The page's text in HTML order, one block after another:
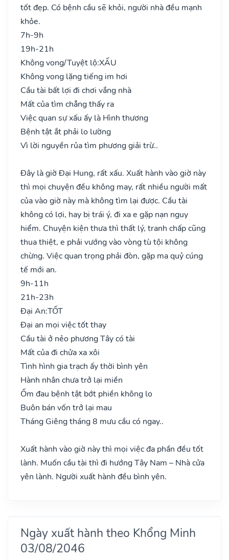
tốt đẹp. Có bệnh cầu sẽ khỏi, người nhà đều mạnh
khỏe.
7h-9h
19h-21h
Không vong/Tuyệt lộ:XẤU
Không vong lặng tiếng im hơi
Cầu tài bất lợi đi chơi vắng nhà
Mất của tìm chẳng thấy ra
Việc quan sự xấu ấy là Hình thương
Bệnh tật ắt phải lo lường
Vì lời nguyền rủa tìm phương giải trừ..
Đây là giờ Đại Hung, rất xấu. Xuất hành vào giờ này
thì mọi chuyện đều không may, rất nhiều người mất
của vào giờ này mà không tìm lại được. Cầu tài
không có lợi, hay bị trái ý, đi xa e gặp nạn nguy
hiểm. Chuyện kiện thưa thì thất lý, tranh chấp cũng
thua thiệt, e phải vướng vào vòng tù tội không
chừng. Việc quan trọng phải đòn, gặp ma quỷ cúng
tế mới an.
9h-11h
21h-23h
Đại An:TỐT
Đại an mọi việc tốt thay
Cầu tài ở nẻo phương Tây có tài
Mất của đi chửa xa xôi
Tình hình gia trạch ấy thời bình yên
Hành nhân chưa trở lại miền
Ốm đau bệnh tật bớt phiền không lo
Buôn bán vốn trở lại mau
Tháng Giêng tháng 8 mưu cầu có ngay..
Xuất hành vào giờ này thì mọi việc đa phần đều tốt
lành. Muốn cầu tài thì đi hướng Tây Nam – Nhà cửa
yên lành. Người xuất hành đều bình yên.
Ngày xuất hành theo Khổng Minh
03/08/2046